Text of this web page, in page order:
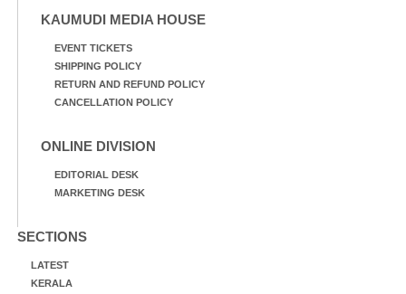
KAUMUDI MEDIA HOUSE
EVENT TICKETS
SHIPPING POLICY
RETURN AND REFUND POLICY
CANCELLATION POLICY
ONLINE DIVISION
EDITORIAL DESK
MARKETING DESK
SECTIONS
LATEST
KERALA